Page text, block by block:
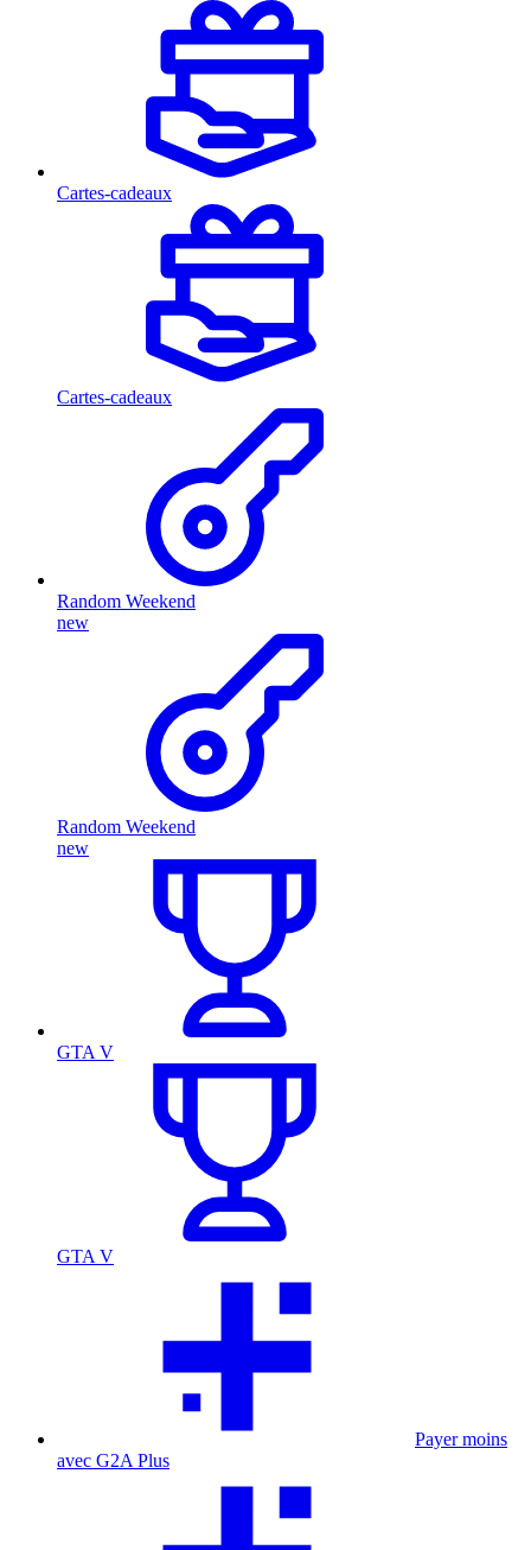
Cartes-cadeaux
Cartes-cadeaux
Random Weekend
new
Random Weekend
new
GTA V
GTA V
Payer moins
avec G2A Plus